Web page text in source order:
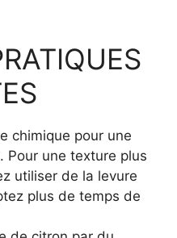
chimique pour une
Pour une texture plus
utiliser de la levure
plus de temps de